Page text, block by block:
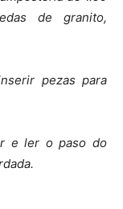
de granito,
pezas para
e ler o paso do